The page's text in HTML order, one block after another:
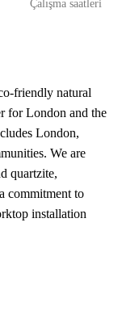
Çalışma saatleri
friendly natural
for London and the
London,
We are
quartzite,
commitment to
installation